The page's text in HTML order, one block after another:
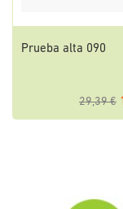
Prueba alta 090
29,39 €